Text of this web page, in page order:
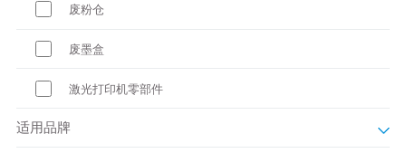
废粉仓
废墨盒
激光打印机零部件
适用品牌